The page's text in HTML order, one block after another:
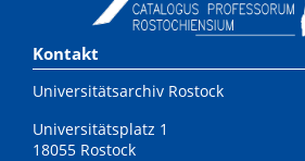
Kontakt
Universitätsarchiv Rostock
Universitätsplatz 1
18055 Rostock